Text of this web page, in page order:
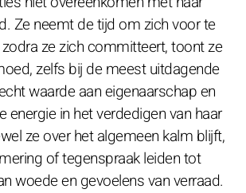
Ze neemt de tijd om zich voor te
ze zich committeert, toont ze
zelfs bij de meest uitdagende
waarde aan eigenaarschap en
energie in het verdedigen van haar
ze over het algemeen kalm blijft,
of tegenspraak leiden tot
woede en gevoelens van verraad.